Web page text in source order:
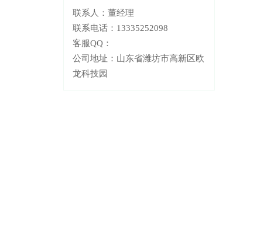
联系人：董经理
联系电话：13335252098
客服QQ：
公司地址：山东省潍坊市高新区欧
龙科技园